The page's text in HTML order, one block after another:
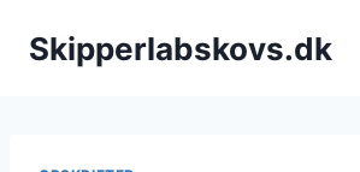
Skipperlabskovs.dk